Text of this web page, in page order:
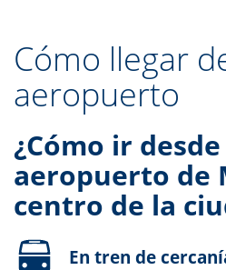
Cómo llegar
aeropuerto
¿Cómo ir
aeropuerto de
centro de la
En tren de